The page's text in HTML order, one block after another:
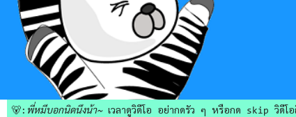
🐻: พี่หมีบอกนิดนึงน้า~เวลาดูวิดีโอ อย่ากดรัว ๆ หรือกด skip วิดีโอ